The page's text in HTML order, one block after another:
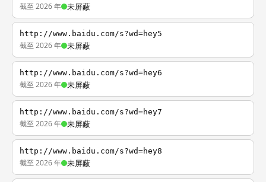
截至 2026 年 未屏蔽
http://www.baidu.com/s?wd=hey5
截至 2026 年 未屏蔽
http://www.baidu.com/s?wd=hey6
截至 2026 年 未屏蔽
http://www.baidu.com/s?wd=hey7
截至 2026 年 未屏蔽
http://www.baidu.com/s?wd=hey8
截至 2026 年 未屏蔽